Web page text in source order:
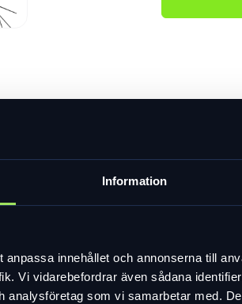
Information
innehållet och annonserna till
Vi vidarebefordrar även sådana
analysföretag som vi samarbetar med.
och HG spline L
upp till 50mm